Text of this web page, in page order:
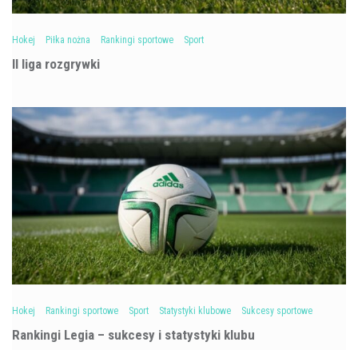
Hokej Piłka nożna Rankingi sportowe Sport
II liga rozgrywki
Hokej Rankingi sportowe Sport Statystyki klubowe Sukcesy sportowe
Rankingi Legia – sukcesy i statystyki klubu